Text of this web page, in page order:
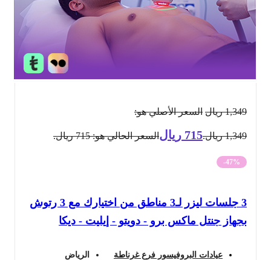
1,349 ريال السعر الأصلي هو:
1,349 ريال. 715 ريالالسعر الحالي هو: 715 ريال.
-47%
3 جلسات ليزر لـ3 مناطق من اختيارك مع 3 رتوش
بجهاز جنتل ماكس برو - دويتو - إيليت - ديكا
عيادات البروفيسور فرع غرناطة الرياض